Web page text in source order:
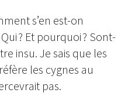
s’en est-on
? Et pourquoi ? Sont-
insu. Je sais que les
les cygnes au
pas.